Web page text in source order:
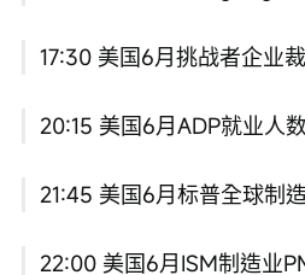
17:30 美国6月挑战者企业
20:15 美国6月ADP就业人
21:45 美国6月标普全球制
22:00 美国6月ISM制造业